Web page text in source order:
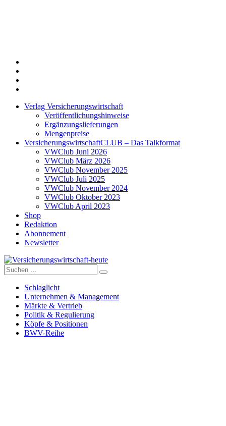
Verlag Versicherungswirtschaft
Veröffentlichungshinweise
Ergänzungslieferungen
Mengenpreise
VersicherungswirtschaftCLUB – Das Talkformat
VWClub Juni 2026
VWClub März 2026
VWClub November 2025
VWClub Juli 2025
VWClub November 2024
VWClub Oktober 2023
VWClub April 2023
Shop
Redaktion
Abonnement
Newsletter
Versicherungswirtschaft-heute
Suche
nach:
Schlaglicht
Unternehmen & Management
Märkte & Vertrieb
Politik & Regulierung
Köpfe & Positionen
BWV-Reihe